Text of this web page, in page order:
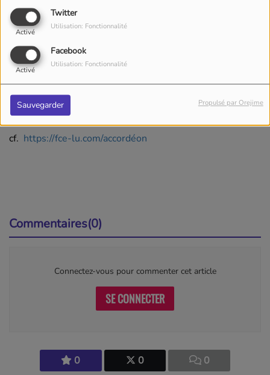
Twitter
Activé
Utilisation: Fonctionnalité
Facebook
Activé
Utilisation: Fonctionnalité
Sauvegarder Propulsé par Orejime
0 0 0
Écouter le podcast
cf. https://fce-lu.com/accordéon
Commentaires(0)
Connectez-vous pour commenter cet article
SE CONNECTER